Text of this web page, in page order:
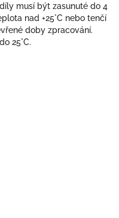
musí být zasunuté do 4
nad +25°C nebo tenčí
doby zpracování.
25°C.